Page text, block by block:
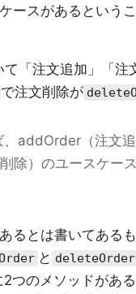
ースがあるという
「注文追加」「注
で注文削除が
addOrder（注文
除）のユースケー
るとは書いてある
と deleteOrder
つのメソッドがあ